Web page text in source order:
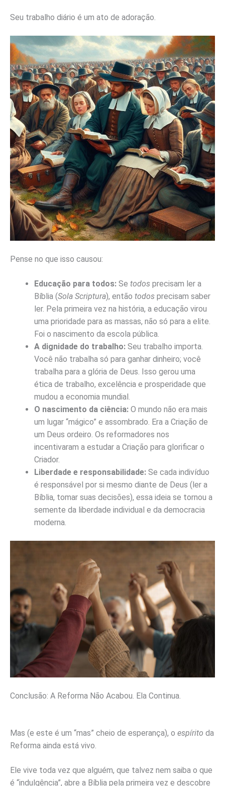
Seu trabalho diário é um ato de adoração.
Pense no que isso causou:
Educação para todos: Se todos precisam ler a
Bíblia (Sola Scriptura), então todos precisam saber
ler. Pela primeira vez na história, a educação virou
uma prioridade para as massas, não só para a elite.
Foi o nascimento da escola pública.
A dignidade do trabalho: Seu trabalho importa.
Você não trabalha só para ganhar dinheiro; você
trabalha para a glória de Deus. Isso gerou uma
ética de trabalho, excelência e prosperidade que
mudou a economia mundial.
O nascimento da ciência: O mundo não era mais
um lugar “mágico” e assombrado. Era a Criação de
um Deus ordeiro. Os reformadores nos
incentivaram a estudar a Criação para glorificar o
Criador.
Liberdade e responsabilidade: Se cada indivíduo
é responsável por si mesmo diante de Deus (ler a
Bíblia, tomar suas decisões), essa ideia se tornou a
semente da liberdade individual e da democracia
moderna.
Conclusão: A Reforma Não Acabou. Ela Continua.
Mas (e este é um “mas” cheio de esperança), o espírito da
Reforma ainda está vivo.
Ele vive toda vez que alguém, que talvez nem saiba o que
é “indulgência”, abre a Bíblia pela primeira vez e descobre